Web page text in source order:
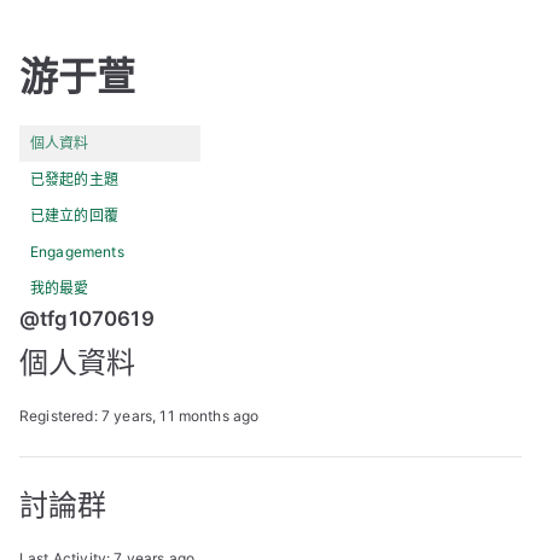
游于萱
個人資料
已發起的主題
已建立的回覆
Engagements
我的最愛
@tfg1070619
個人資料
Registered: 7 years, 11 months ago
討論群